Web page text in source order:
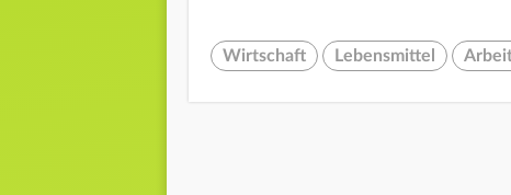
Wirtschaft Lebensmittel